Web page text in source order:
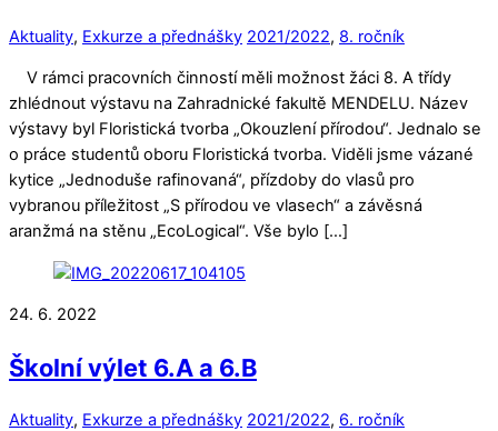
Aktuality, Exkurze a přednášky 2021/2022, 8. ročník
V rámci pracovních činností měli možnost žáci 8. A třídy
zhlédnout výstavu na Zahradnické fakultě MENDELU. Název
výstavy byl Floristická tvorba „Okouzlení přírodou“. Jednalo se
o práce studentů oboru Floristická tvorba. Viděli jsme vázané
kytice „Jednoduše rafinovaná“, přízdoby do vlasů pro
vybranou příležitost „S přírodou ve vlasech“ a závěsná
aranžmá na stěnu „EcoLogical“. Vše bylo […]
24. 6. 2022
Školní výlet 6.A a 6.B
Aktuality, Exkurze a přednášky 2021/2022, 6. ročník